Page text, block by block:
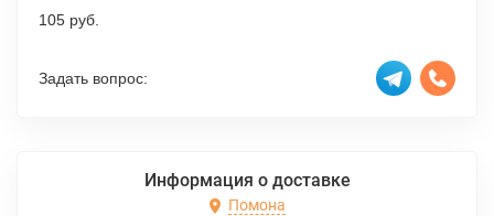
105 руб.
Задать вопрос:
Информация о доставке
Помона